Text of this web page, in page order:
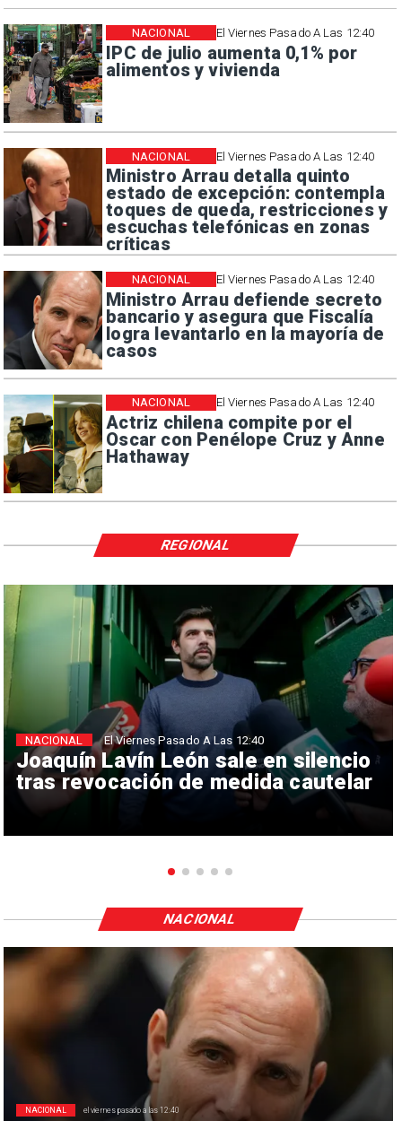
El Viernes Pasado A Las 12:40
IPC de julio aumenta 0,1% por
alimentos y vivienda
NACIONAL
El Viernes Pasado A Las 12:40
Ministro Arrau detalla quinto
estado de excepción: contempla
toques de queda, restricciones y
escuchas telefónicas en zonas
críticas
NACIONAL
El Viernes Pasado A Las 12:40
Ministro Arrau defiende secreto
bancario y asegura que Fiscalía
logra levantarlo en la mayoría de
casos
NACIONAL
El Viernes Pasado A Las 12:40
Actriz chilena compite por el
Oscar con Penélope Cruz y Anne
Hathaway
NACIONAL
Joaquín Lavín León sale en silencio
tras revocación de medida cautelar
NACIONAL El Viernes Pasado A Las 12:40
REGIONAL
NACIONAL el viernes pasado a las 12:40
NACIONAL